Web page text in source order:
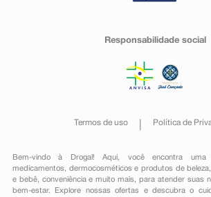
Responsabilidade social
Termos de uso Política de
Bem-vindo à Drogal! Aqui, você encontra uma
medicamentos , dermocosméticos e produtos de beleza,
e bebê, conveniênciae muito mais, para atender suas
bem-estar. Explore nossas ofertas e descubra o